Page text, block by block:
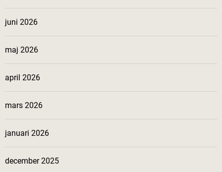
juni 2026
maj 2026
april 2026
mars 2026
januari 2026
december 2025